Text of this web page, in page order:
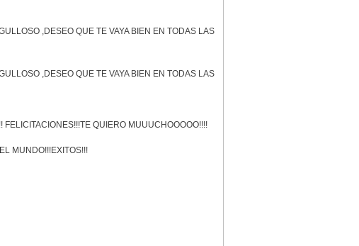
,DESEO QUE TE VAYA BIEN EN TODAS LAS
,DESEO QUE TE VAYA BIEN EN TODAS LAS
QUIERO MUUUCHOOOOO!!!!
MUNDO!!!EXITOS!!!